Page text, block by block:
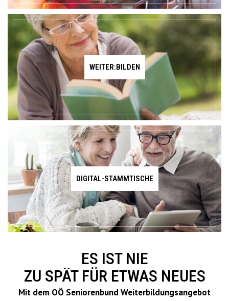
WEITER:BILDEN
DIGITAL-STAMMTISCHE
ES IST NIE
ZU SPÄT FÜR ETWAS NEUES
Mit dem OÖ Seniorenbund Weiterbildungsangebot